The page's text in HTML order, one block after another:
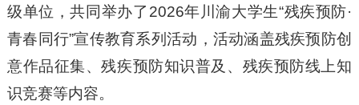
级单位，共同举办了2026年川渝大学生“残疾预防·
青春同行”宣传教育系列活动，活动涵盖残疾预防创
意作品征集、残疾预防知识普及、残疾预防线上知
识竞赛等内容。